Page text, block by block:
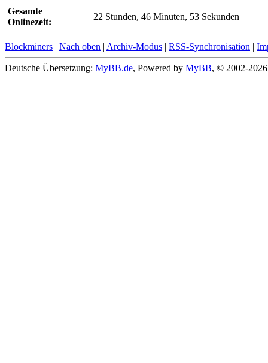
Gesamte
Onlinezeit:
22 Stunden, 46 Minuten, 53 Sekunden
Blockminers | Nach oben | Archiv-Modus | RSS-Synchronisation |
Deutsche Übersetzung: MyBB.de, Powered by MyBB, © 2002-